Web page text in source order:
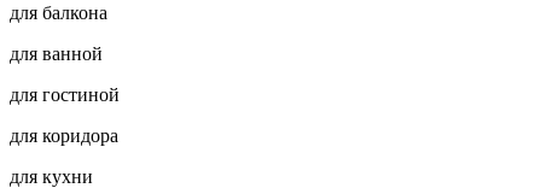
для балкона
для ванной
для гостиной
для коридора
для кухни